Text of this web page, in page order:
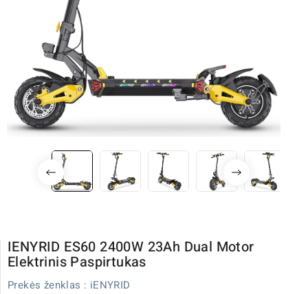
IENYRID ES60 2400W 23Ah Dual Motor
Elektrinis Paspirtukas
Prekės ženklas : iENYRID